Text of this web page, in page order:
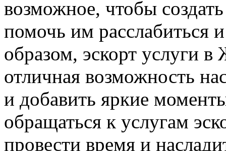
возможное, чтобы
помочь им расслабиться
образом, эскорт услуги
отличная возможность
и добавить яркие
обращаться к услугам
провести время и